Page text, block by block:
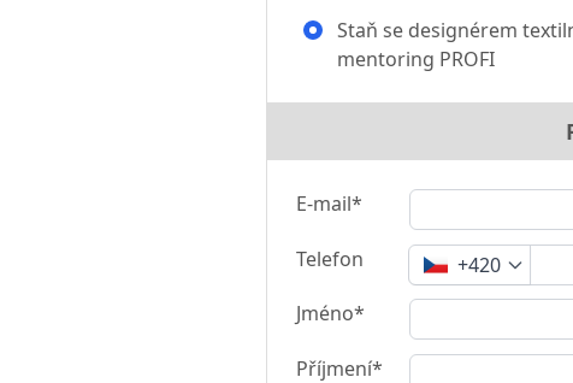
Staň se designérem
mentoring PROFI
E-mail*
Telefon
+420
Jméno*
Příjmení*